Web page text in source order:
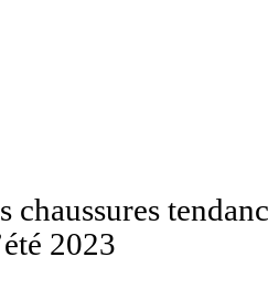
chaussures
2023